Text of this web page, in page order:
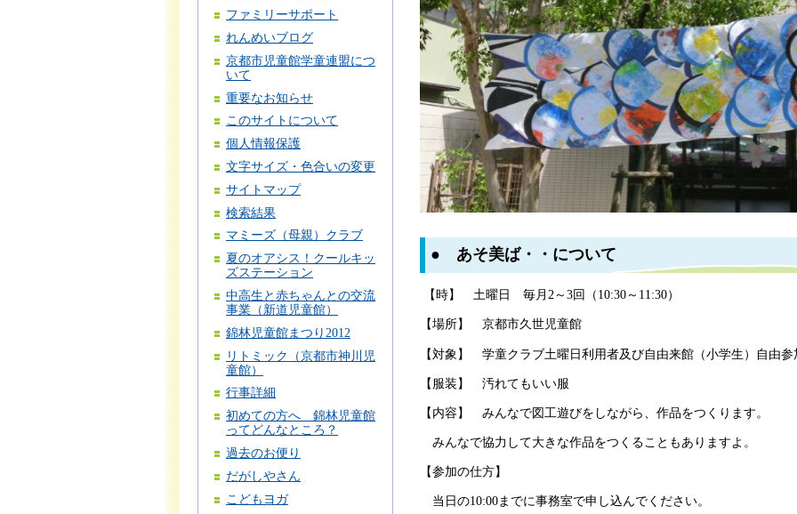
ファミリーサポート
れんめいブログ
京都市児童館学童連盟につ
いて
重要なお知らせ
このサイトについて
個人情報保護
文字サイズ・色合いの変更
サイトマップ
検索結果
マミーズ（母親）クラブ
夏のオアシス！クールキッ
ズステーション
中高生と赤ちゃんとの交流
事業（新道児童館）
錦林児童館まつり2012
リトミック（京都市神川児
童館）
行事詳細
初めての方へ 錦林児童館
ってどんなところ？
過去のお便り
だがしやさん
こどもヨガ
● あそ美ば・・について
【時】 土曜日 毎月2～3回（10:30～11:30）
【場所】 京都市久世児童館
【対象】 学童クラブ土曜日利用者及び自由来館（小学生）自由参
【服装】 汚れてもいい服
【内容】 みんなで図工遊びをしながら、作品をつくります。
みんなで協力して大きな作品をつくることもありますよ。
【参加の仕方】
当日の10:00までに事務室で申し込んでください。